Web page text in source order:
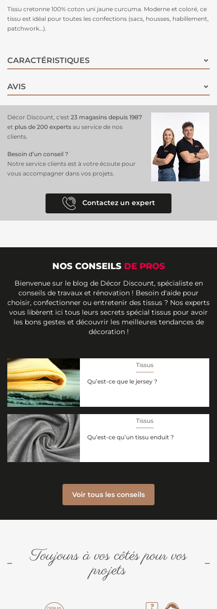
Tissu cretonne 100% coton uni jaune curcuma. Moderne et coloré, ce
tissu est idéal pour toutes les confections (sacs, housses, habillement,
patchwork…).
CARACTÉRISTIQUES
AVIS
Décor Discount, c'est 23 magasins depuis 1987
et plus de 200 experts au service de nos
clients.
Besoin d’un conseil ?
Notre service clients est à votre écoute pour
vous accompagner dans vos projets.
Contactez un expert
NOS CONSEILS DE PROS
Bienvenue sur le blog de Décor Discount, spécialiste en
conseils de travaux et rénovation ! Besoin d'aide pour
choisir, confectionner ou entretenir des tissus ? Nos experts
vous libèrent ici tous leurs secrets spécial tissus pour avoir
les bons gestes et découvrir les meilleures tendances de
décoration !
Tissus
Qu’est-ce que le jersey ?
Tissus
Qu’est-ce qu’un tissu enduit ?
Voir tous les conseils
Toujours à vos côtés pour vos
projets